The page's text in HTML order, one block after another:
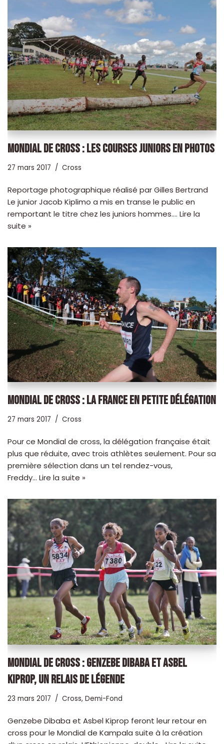
MONDIAL DE CROSS : LES COURSES JUNIORS EN PHOTOS
27 mars 2017 Cross
Reportage photographique réalisé par Gilles Bertrand
Le junior Jacob Kiplimo a mis en transe le public en
remportant le titre chez les juniors hommes.… Lire la
suite »
MONDIAL DE CROSS : LA FRANCE EN PETITE DÉLÉGATION
27 mars 2017 Cross
Pour ce Mondial de cross, la délégation française était
plus que réduite, avec trois athlètes seulement. Pour sa
première sélection dans un tel rendez-vous,
Freddy… Lire la suite »
MONDIAL DE CROSS : GENZEBE DIBABA ET ASBEL
KIPROP, UN RELAIS DE LÉGENDE
23 mars 2017 Cross, Demi-Fond
Genzebe Dibaba et Asbel Kiprop feront leur retour en
cross pour le Mondial de Kampala suite à la création